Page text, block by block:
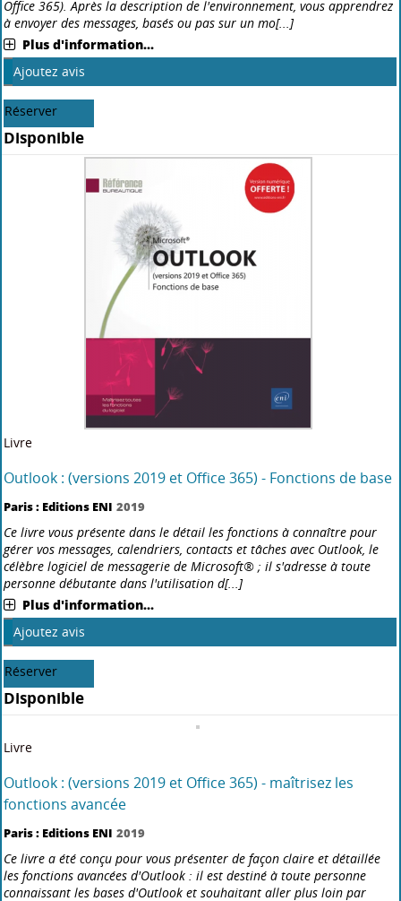
Ce guide pratique vous présente dans le détail les fonctions du
logiciel de messagerie Microsoft® Outlook 2019. Il s'adresse à toute
personne désirant découvrir et approfondir l'ensemble de ses
fonctionnalités. Après la description de l'en[...]
Plus d'information...
Nouveauté
Ajoutez avis
Outlook : versions 2019 et office 365
, Auteur|
Retrouvez dans ce livre les fonctions essentielles de Microsoft®
Outlook (version 2019 et version disponible avec un abonnement
Office 365). Après la description de l'environnement, vous apprendrez
à envoyer des messages, basés ou pas sur un mo[...]
Plus d'information...
Disponible
Livre
Outlook : (versions 2019 et Office 365) - Fonctions de base
Paris : Editions ENI 2019